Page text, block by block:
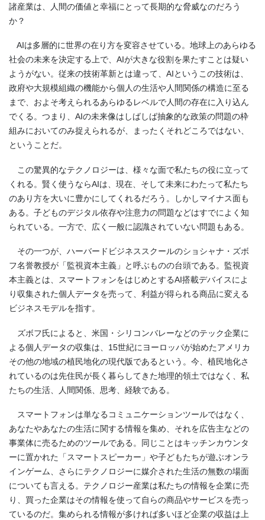
諸産業は、人間の価値と幸福にとって長期的な脅威なのだろう
か？
AIは多層的に世界の在り方を変容させている。地球上のあらゆる
社会の未来を決定する上で、AIが大きな役割を果たすことは疑い
ようがない。従来の技術革新とは違って、AIというこの技術は、
政府や大規模組織の機能から個人の生活や人間関係の構造に至る
まで、およそ考えられるあらゆるレベルで人間の存在に入り込ん
でくる。つまり、AIの未来像はしばしば抽象的な政策の問題の枠
組みにおいてのみ捉えられるが、まったくそれどころではない、
ということだ。
この驚異的なテクノロジーは、様々な面で私たちの役に立って
くれる。賢く使うならAIは、現在、そして未来にわたって私たち
のあり方を大いに豊かにしてくれるだろう。しかしマイナス面も
ある。子どものデジタル依存や注意力の問題などはすでによく知
られている。一方で、広く一般に認識されていない問題もある。
その一つが、ハーバードビジネススクールのショシャナ・ズボ
フ名誉教授が「監視資本主義」と呼ぶものの台頭である。監視資
本主義とは、スマートフォンをはじめとするAI搭載デバイスによ
り収集された個人データを売って、利益が得られる商品に変える
ビジネスモデルを指す。
ズボフ氏によると、米国・シリコンバレーなどのテック企業に
よる個人データの収集は、15世紀にヨーロッパが始めたアメリカ
その他の地域の植民地化の現代版であるという。今、植民地化さ
れているのは先住民が長く暮らしてきた地理的領土ではなく、私
たちの生活、人間関係、思考、経験である。
スマートフォンは単なるコミュニケーションツールではなく、
あなたやあなたの生活に関する情報を集め、それを広告主などの
事業体に売るためのツールである。同じことはキッチンカウンタ
ーに置かれた「スマートスピーカー」や子どもたちが遊ぶオンラ
インゲーム、さらにテクノロジーに媒介された生活の無数の場面
についても言える。テクノロジー産業は私たちの情報を企業に売
り、買った企業はその情報を使って自らの商品やサービスを売っ
ているのだ。集められる情報が多ければ多いほど企業の収益は上